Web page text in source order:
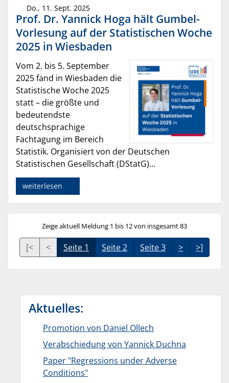
Do., 11. Sept. 2025
Prof. Dr. Yannick Hoga hält Gumbel-
Vorlesung auf der Statistischen Woche
2025 in Wiesbaden
Vom 2. bis 5. September
2025 fand in Wiesbaden die
Statistische Woche 2025
statt – die größte und
bedeutendste
deutschsprachige
Fachtagung im Bereich
Statistik. Organisiert von der Deutschen
Statistischen Gesellschaft (DStatG)...
weiterlesen
Zeige aktuell Meldung 1 bis 12 von insgesamt 83
[< < Seite 1 Seite 2 Seite 3 > >]
Aktuelles:
Promotion von Daniel Ollech
Verabschiedung von Yannick Duchna
Paper "Regressions under Adverse
Conditions"